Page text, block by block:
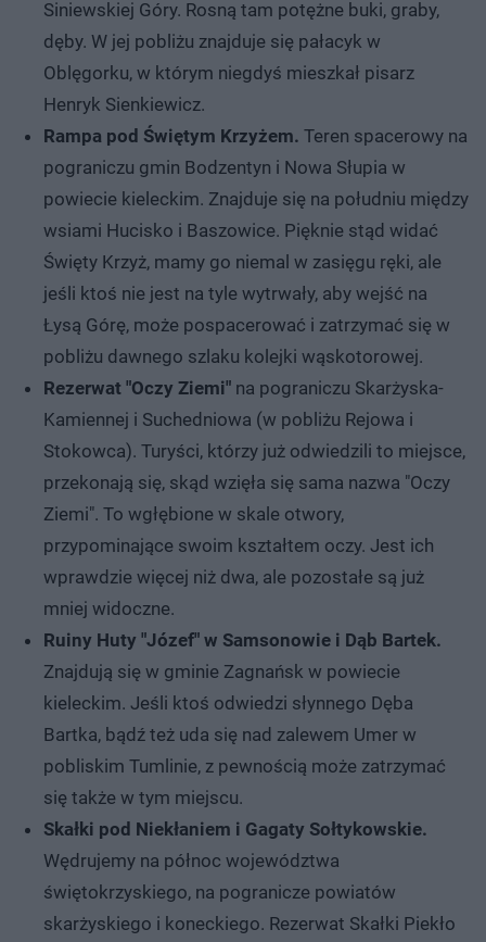
Siniewskiej Góry. Rosną tam potężne buki, graby,
dęby. W jej pobliżu znajduje się pałacyk w
Oblęgorku, w którym niegdyś mieszkał pisarz
Henryk Sienkiewicz.
Rampa pod Świętym Krzyżem. Teren spacerowy na
pograniczu gmin Bodzentyn i Nowa Słupia w
powiecie kieleckim. Znajduje się na południu między
wsiami Hucisko i Baszowice. Pięknie stąd widać
Święty Krzyż, mamy go niemal w zasięgu ręki, ale
jeśli ktoś nie jest na tyle wytrwały, aby wejść na
Łysą Górę, może pospacerować i zatrzymać się w
pobliżu dawnego szlaku kolejki wąskotorowej.
Rezerwat "Oczy Ziemi" na pograniczu Skarżyska-
Kamiennej i Suchedniowa (w pobliżu Rejowa i
Stokowca). Turyści, którzy już odwiedzili to miejsce,
przekonają się, skąd wzięła się sama nazwa "Oczy
Ziemi". To wgłębione w skale otwory,
przypominające swoim kształtem oczy. Jest ich
wprawdzie więcej niż dwa, ale pozostałe są już
mniej widoczne.
Ruiny Huty "Józef" w Samsonowie i Dąb Bartek.
Znajdują się w gminie Zagnańsk w powiecie
kieleckim. Jeśli ktoś odwiedzi słynnego Dęba
Bartka, bądź też uda się nad zalewem Umer w
pobliskim Tumlinie, z pewnością może zatrzymać
się także w tym miejscu.
Skałki pod Niekłaniem i Gagaty Sołtykowskie.
Wędrujemy na północ województwa
świętokrzyskiego, na pogranicze powiatów
skarżyskiego i koneckiego. Rezerwat Skałki Piekło